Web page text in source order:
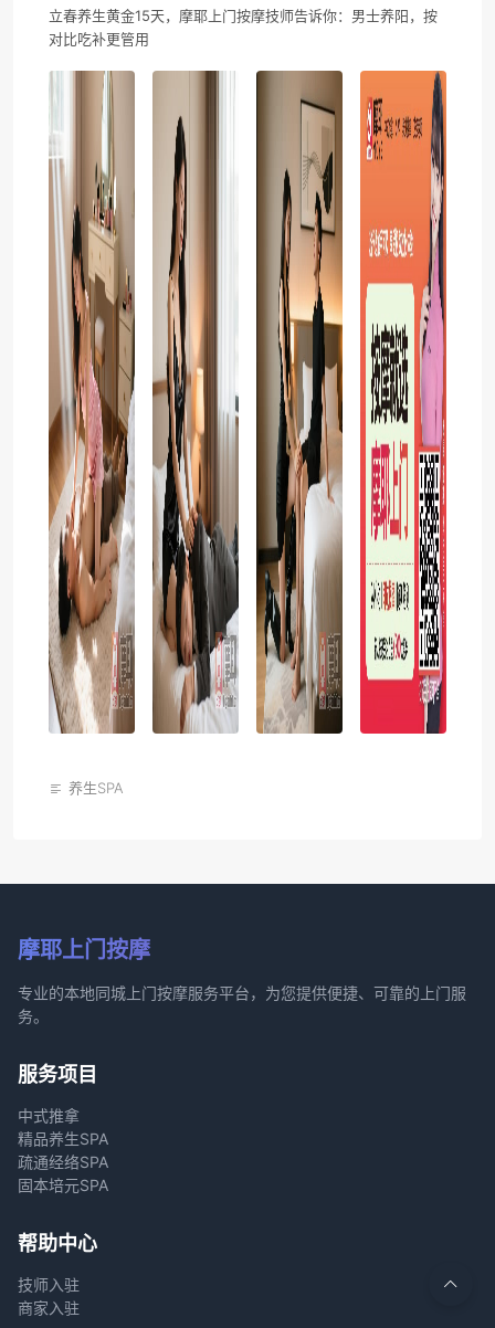
立春养生黄金15天，摩耶上门按摩技师告诉你：男士养阳，按
对比吃补更管用
养生SPA
摩耶上门按摩
专业的本地同城上门按摩服务平台，为您提供便捷、可靠的上门服
务。
服务项目
中式推拿
精品养生SPA
疏通经络SPA
固本培元SPA
帮助中心
技师入驻
商家入驻